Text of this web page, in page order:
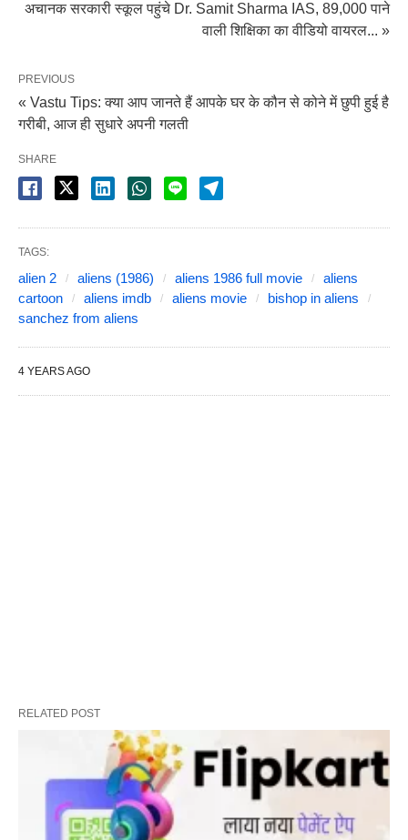
अचानक सरकारी स्कूल पहुंचे Dr. Samit Sharma IAS, 89,000 पाने
वाली शिक्षिका का वीडियो वायरल... »
PREVIOUS
« Vastu Tips: क्या आप जानते हैं आपके घर के कौन से कोने में छुपी हुई है
गरीबी, आज ही सुधारे अपनी गलती
SHARE
TAGS:
alien 2 aliens (1986) aliens 1986 full movie
aliens
cartoon
aliens imdb aliens movie
bishop in aliens
sanchez from aliens
4 YEARS AGO
RELATED POST